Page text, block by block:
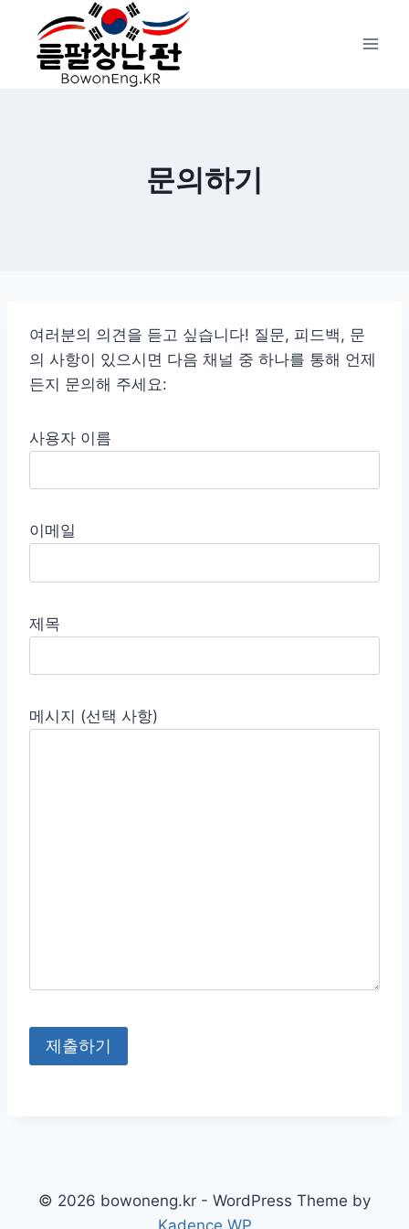
content
문의하기
여러분의 의견을 듣고 싶습니다! 질문, 피드백, 문
의 사항이 있으시면 다음 채널 중 하나를 통해 언제
든지 문의해 주세요:
사용자 이름
이메일
제목
메시지 (선택 사항)
© 2026 bowoneng.kr - WordPress Theme by